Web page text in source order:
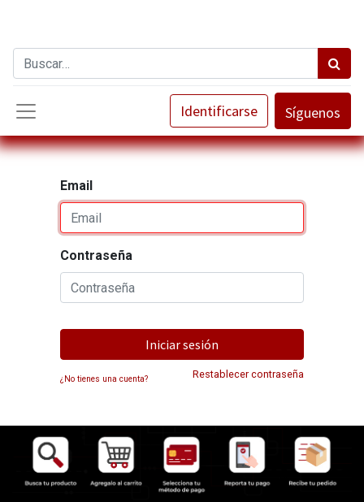
Identificarse Síguenos
Email
Contraseña
Iniciar sesión
¿No tienes una cuenta? Restablecer contraseña